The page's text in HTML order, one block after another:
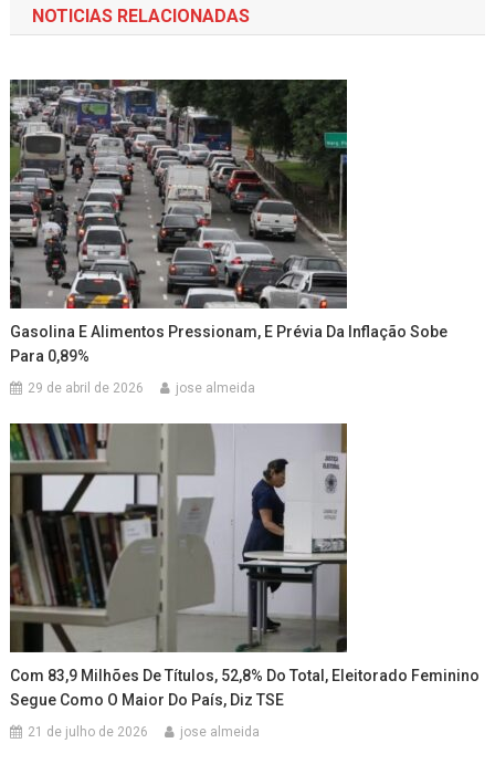
Post
NOTICIAS RELACIONADAS
Gasolina E Alimentos Pressionam, E Prévia Da Inflação Sobe
Para 0,89%
29 de abril de 2026 jose almeida
Com 83,9 Milhões De Títulos, 52,8% Do Total, Eleitorado Feminino
Segue Como O Maior Do País, Diz TSE
21 de julho de 2026 jose almeida